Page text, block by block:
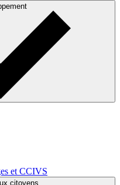
et CCIVS
citoyens